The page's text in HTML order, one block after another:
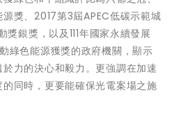
獎、2017第3屆APEC低碳示範城
銀獎，以及111年國家永續發展
綠色能源獲獎的政府機關，顯示
力的決心和毅力。更強調在加速
同時，更要能確保光電案場之施